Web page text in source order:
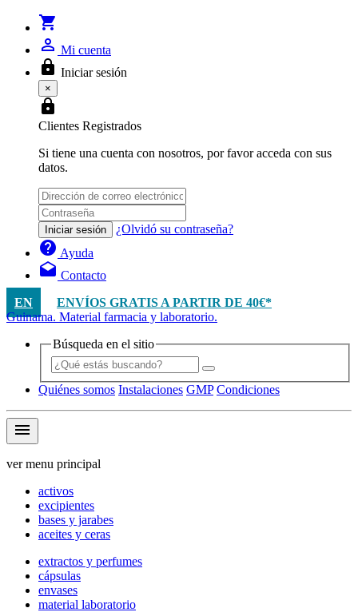
shopping_cart
person_outline Mi cuenta
lock Iniciar sesión
×
lock
Clientes Registrados
Si tiene una cuenta con nosotros, por favor acceda con sus
datos.
Iniciar sesión ¿Olvidó su contraseña?
help Ayuda
drafts Contacto
EN
ENVÍOS GRATIS A PARTIR DE 40€*
Guinama. Material farmacia y laboratorio.
Búsqueda en el sitio
Quiénes somos Instalaciones GMP Condiciones
menu
ver menu principal
activos
excipientes
bases y jarabes
aceites y ceras
extractos y perfumes
cápsulas
envases
material laboratorio